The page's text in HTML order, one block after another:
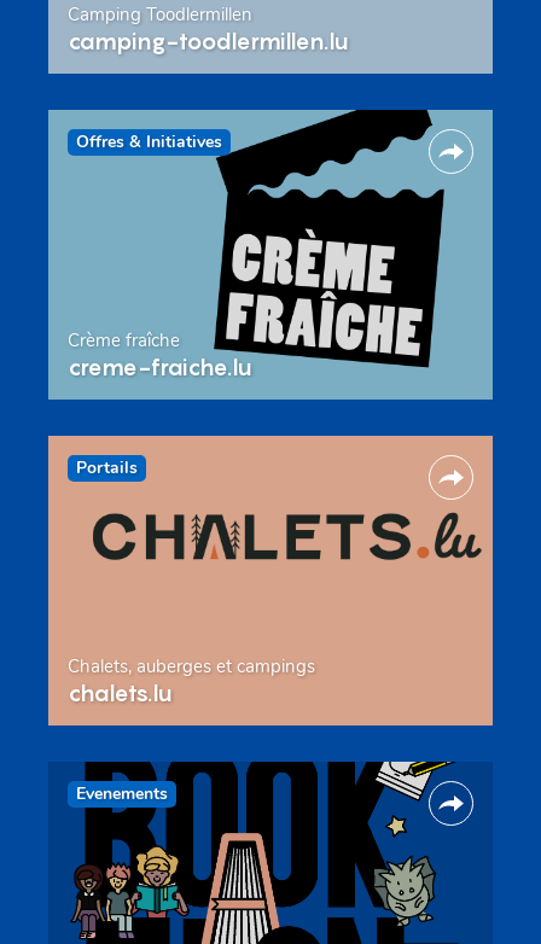
Camping Toodlermillen
camping-toodlermillen.lu
Offres & Initiatives
Crème fraîche
creme-fraiche.lu
Portails
Chalets, auberges et campings
chalets.lu
Evenements